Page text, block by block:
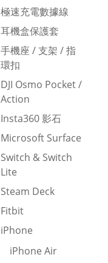
極速充電數據線
耳機盒保護套
手機座 / 支架 / 指
環扣
DJI Osmo Pocket /
Action
Insta360 影石
Microsoft Surface
Switch & Switch
Lite
Steam Deck
Fitbit
iPhone
iPhone Air